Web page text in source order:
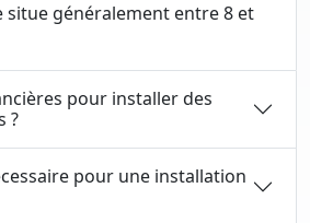
situe généralement entre 8 et
pour installer des
?
pour une installation